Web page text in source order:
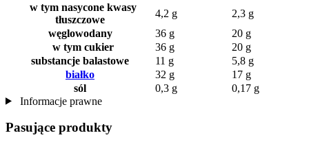
w tym nasycone kwasy
tłuszczowe
4,2 g
2,3 g
węglowodany
36 g
20 g
w tym cukier
36 g
20 g
substancje balastowe
11 g
5,8 g
białko
32 g
17 g
sól
0,3 g
0,17 g
Informacje prawne
Pasujące produkty